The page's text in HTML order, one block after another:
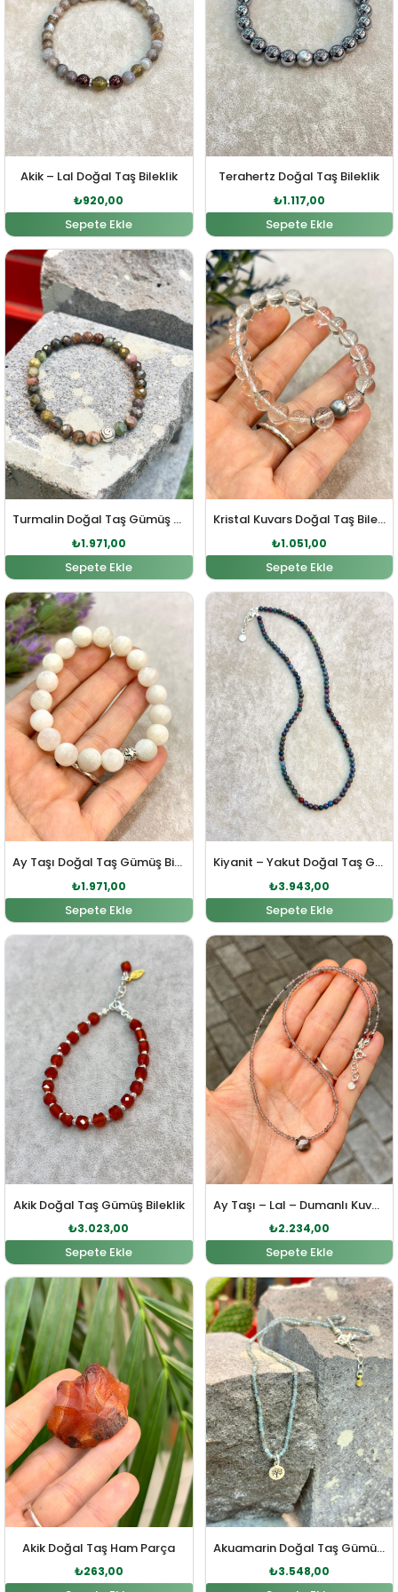
Akik – Lal Doğal Taş Bileklik
₺920,00
Sepete Ekle
Terahertz Doğal Taş Bileklik
₺1.117,00
Sepete Ekle
Turmalin Doğal Taş Gümüş Bileklik
Orijinal fiyat: ₺2.168,00.
₺1.971,00
Şu andaki fiyat: ₺1.971,00.
Sepete Ekle
Kristal Kuvars Doğal Taş Bileklik
Orijinal fiyat:
₺1.051,00
Şu andaki
Sepete Ekle
Ay Taşı Doğal Taş Gümüş Bileklik
Orijinal fiyat: ₺2.168,00.
₺1.971,00
Şu andaki fiyat: ₺1.971,00.
Sepete Ekle
Kiyanit – Yakut Doğal Taş Gümüş Kolye
Orijinal fiyat:
₺3.943,00
Şu andaki
Sepete Ekle
Akik Doğal Taş Gümüş Bileklik
Orijinal fiyat: ₺3.325,00.
₺3.023,00
Şu andaki fiyat: ₺3.023,00.
Sepete Ekle
Ay Taşı – Lal – Dumanlı Kuvars Doğal Taş Gümüş Kolye
Orijinal fiyat:
₺2.234,00
Şu andaki
Sepete Ekle
Akik Doğal Taş Ham Parça
Orijinal fiyat: ₺289,00.
₺263,00
Şu andaki fiyat: ₺263,00.
Akuamarin Doğal Taş Gümüş Kolye
Orijinal fiyat:
₺3.548,00
Şu andaki